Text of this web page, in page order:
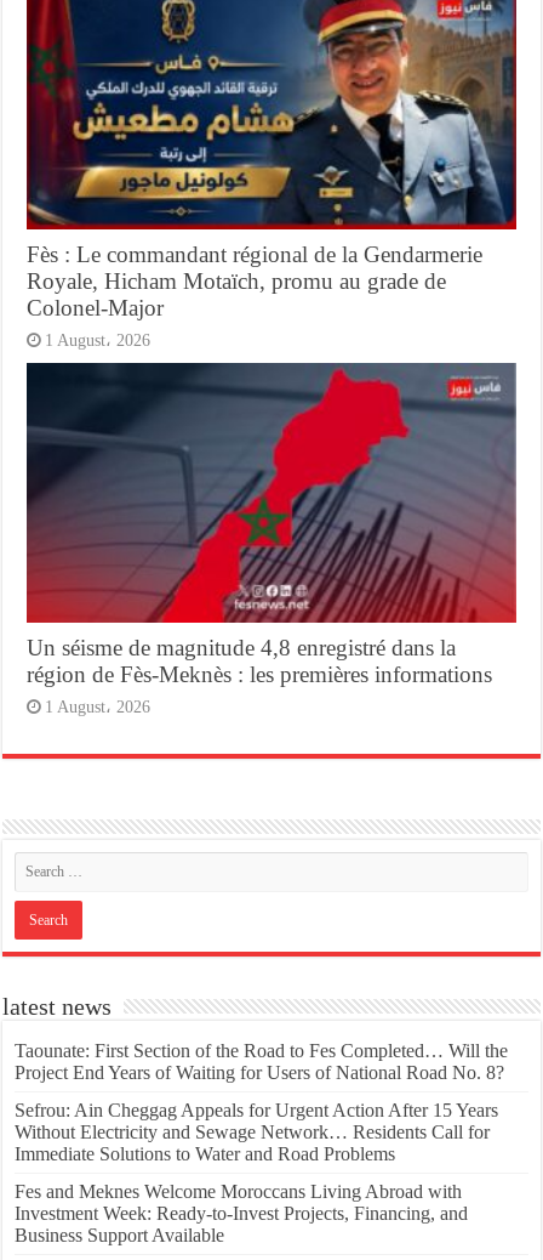
Fès : Le commandant régional de la Gendarmerie
Royale, Hicham Motaïch, promu au grade de
Colonel-Major
1 August، 2026
Un séisme de magnitude 4,8 enregistré dans la
région de Fès-Meknès : les premières informations
1 August، 2026
latest news
Taounate: First Section of the Road to Fes Completed… Will the
Project End Years of Waiting for Users of National Road No. 8?
Sefrou: Ain Cheggag Appeals for Urgent Action After 15 Years
Without Electricity and Sewage Network… Residents Call for
Immediate Solutions to Water and Road Problems
Fes and Meknes Welcome Moroccans Living Abroad with
Investment Week: Ready-to-Invest Projects, Financing, and
Business Support Available